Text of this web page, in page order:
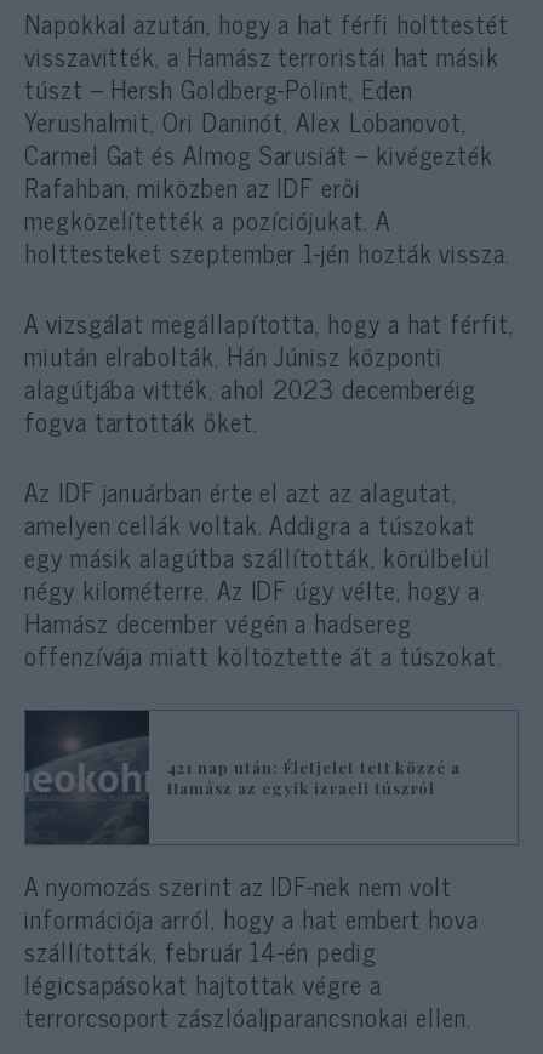
Napokkal azután, hogy a hat férfi holttestét
visszavitték, a Hamász terroristái hat másik
túszt – Hersh Goldberg-Polint, Eden
Yerushalmit, Ori Daninót, Alex Lobanovot,
Carmel Gat és Almog Sarusiát – kivégezték
Rafahban, miközben az IDF erői
megközelítették a pozíciójukat. A
holttesteket szeptember 1-jén hozták vissza.
A vizsgálat megállapította, hogy a hat férfit,
miután elrabolták, Hán Júnisz központi
alagútjába vitték, ahol 2023 decemberéig
fogva tartották őket.
Az IDF januárban érte el azt az alagutat,
amelyen cellák voltak. Addigra a túszokat
egy másik alagútba szállították, körülbelül
négy kilométerre. Az IDF úgy vélte, hogy a
Hamász december végén a hadsereg
offenzívája miatt költöztette át a túszokat.
421 nap után: Életjelet tett közzé a
Hamász az egyik izraeli túszról
A nyomozás szerint az IDF-nek nem volt
információja arról, hogy a hat embert hova
szállították, február 14-én pedig
légicsapásokat hajtottak végre a
terrorcsoport zászlóaljparancsnokai ellen.